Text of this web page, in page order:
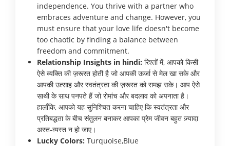
independence. You thrive with a partner who
embraces adventure and change. However, you
must ensure that your love life doesn't become
too chaotic by finding a balance between
freedom and commitment.
Relationship Insights in hindi: रिश्तों में, आपको किसी
ऐसे व्यक्ति की ज़रूरत होती है जो आपकी ऊर्जा से मेल खा सके और
आपकी उत्साह और स्वतंत्रता की ज़रूरत को समझ सके। आप ऐसे
साथी के साथ पनपते हैं जो रोमांच और बदलाव को अपनाता है।
हालाँकि, आपको यह सुनिश्चित करना चाहिए कि स्वतंत्रता और
प्रतिबद्धता के बीच संतुलन बनाकर आपका प्रेम जीवन बहुत ज़्यादा
अस्त-व्यस्त न हो जाए।
Lucky Colors: Turquoise,Blue